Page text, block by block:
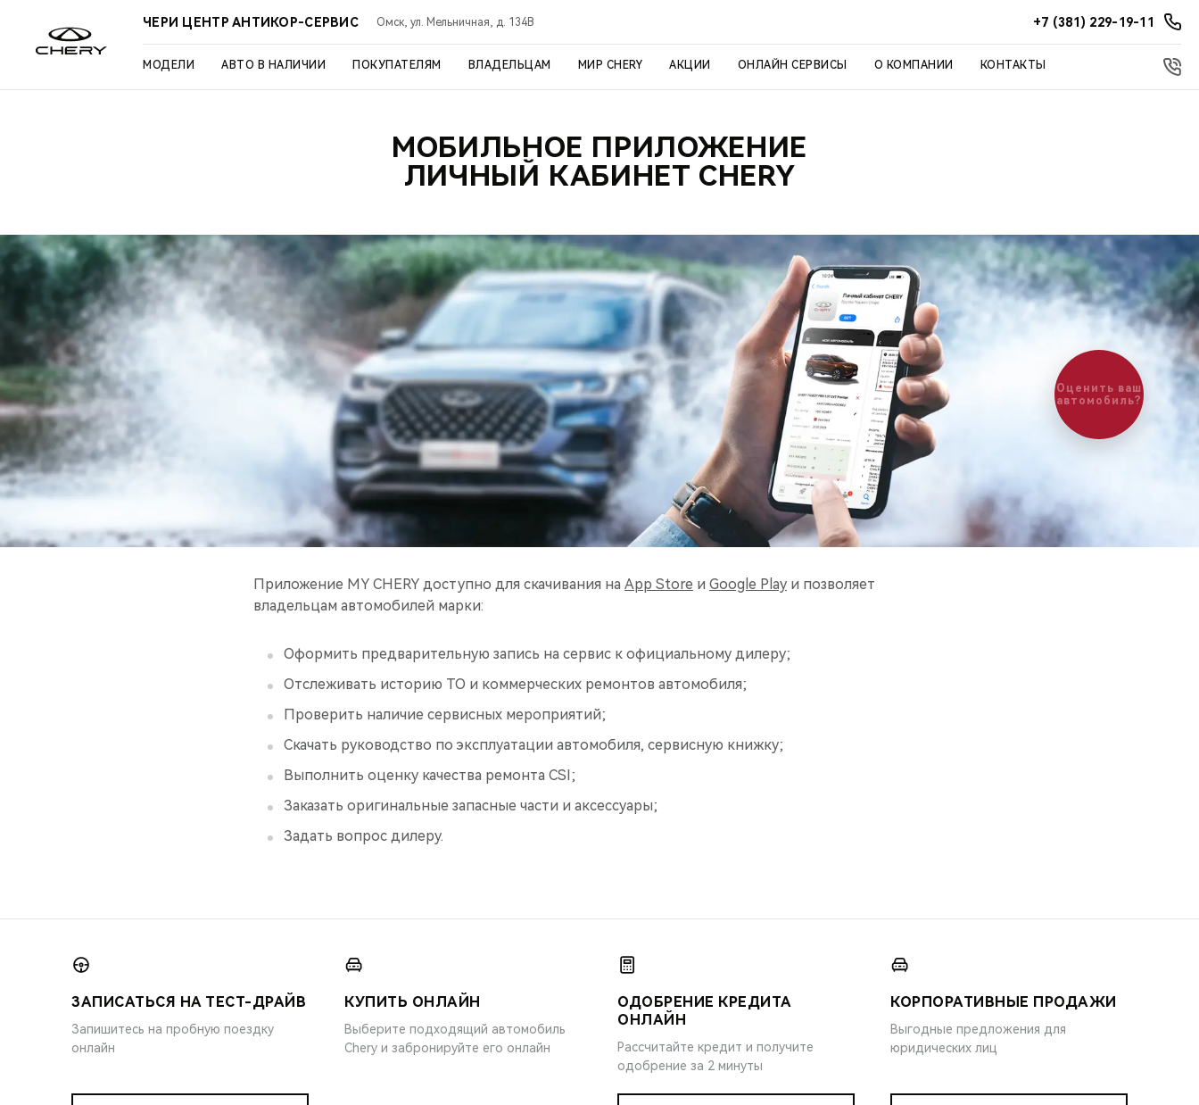
ЧЕРИ ЦЕНТР АНТИКОР-СЕРВИС Омск, ул. Мельничная, д. 134В +7 (381) 229-19-11
МОДЕЛИ АВТО В НАЛИЧИИ ПОКУПАТЕЛЯМ ВЛАДЕЛЬЦАМ МИР CHERY АКЦИИ ОНЛАЙН СЕРВИСЫ О КОМПАНИИ КОНТАКТЫ
МОБИЛЬНОЕ ПРИЛОЖЕНИЕ
ЛИЧНЫЙ КАБИНЕТ CHERY
Приложение MY CHERY доступно для скачивания на App Store и Google Play и позволяет
владельцам автомобилей марки:
Оформить предварительную запись на сервис к официальному дилеру;
Отслеживать историю ТО и коммерческих ремонтов автомобиля;
Проверить наличие сервисных мероприятий;
Скачать руководство по эксплуатации автомобиля, сервисную книжку;
Выполнить оценку качества ремонта CSI;
Заказать оригинальные запасные части и аксессуары;
Задать вопрос дилеру.
ЗАПИСАТЬСЯ НА ТЕСТ-ДРАЙВ
Запишитесь на пробную поездку
онлайн
КУПИТЬ ОНЛАЙН
Выберите подходящий автомобиль
Chery и забронируйте его онлайн
ОДОБРЕНИЕ КРЕДИТА
ОНЛАЙН
Рассчитайте кредит и получите
одобрение за 2 минуты
КОРПОРАТИВНЫЕ ПРОДАЖИ
Выгодные предложения для
юридических лиц
Оценить ваш
автомобиль?